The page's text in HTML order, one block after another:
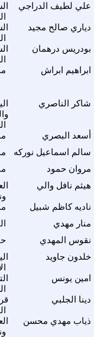
علي لطيف الدراجي
دياري صالح مجيد
بودريس درهمان
ابراهيم ابراش
شاكر الناصري
أسعد البصري
سالم اسماعيل نوركه
مروان حمود
هيثم نافل والي
ناديه كاظم شبيل
منار مهدي
نقوس المهدي
خلدون جاويد
امين يونس
دينا الجلبي
ذياب مهدي محسن